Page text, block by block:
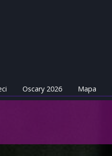
Oscary 2026 Mapa